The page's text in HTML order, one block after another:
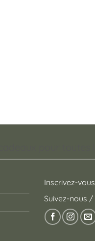
Inscrivez-
Suivez-nous